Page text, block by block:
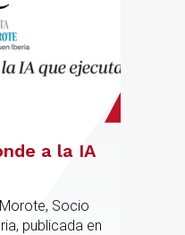
a la IA
Socio
publicada en